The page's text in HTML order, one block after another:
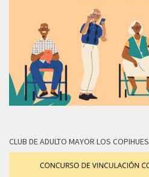
CLUB DE ADULTO MAYOR LOS COPIHUES